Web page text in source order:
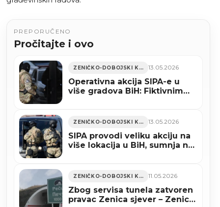
PREPORUČENO
Pročitajte i ovo
ZENIČKO-DOBOJSKI KANTON 13.05.2026
Operativna akcija SIPA-e u
više gradova BiH: Fiktivnim
ZENIČKO-DOBOJSKI KANTON 13.05.2026
SIPA provodi veliku akciju na
više lokacija u BiH, sumnja na
ZENIČKO-DOBOJSKI KANTON 11.05.2026
Zbog servisa tunela zatvoren
pravac Zenica sjever – Zenica